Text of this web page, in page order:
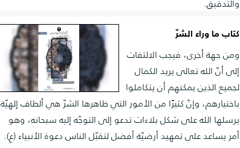
والتدقيق.
كتاب ما وراء الشرّ
ومن جهة أخرى، فيجب الالتفات
إلى أنّ الله تعالى يريد الكمال
لجميع الذين يمكنهم أن يتكاملوا
باختيارهم، وإنّ كثيرًا من الأمور التي ظاهرها الشرّ هي ألطاف إلهيّة
يرسلها الله على شكل بلاءات تدعو إلى التوجّه إليه سبحانه، وهو
أمر يساعد على تمهيد أرضيّة أفضل لتقبّل الناس دعوة الأنبياء (ع).